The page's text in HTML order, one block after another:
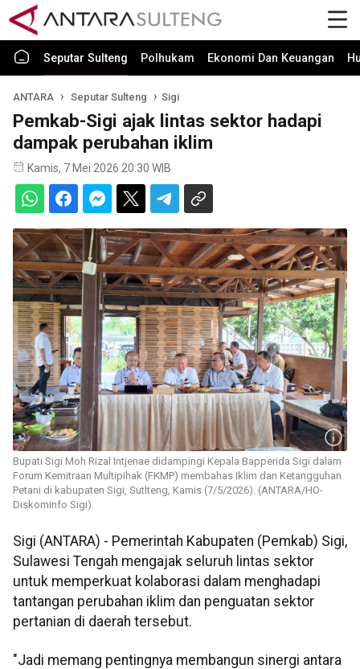
Seputar Sulteng Polhukam Ekonomi Dan Keuangan
ANTARA Seputar Sulteng Sigi
Pemkab-Sigi ajak lintas sektor hadapi
dampak perubahan iklim
Kamis, 7 Mei 2026 20:30 WIB
Bupati Sigi Moh Rizal Intjenae didampingi Kepala Bapperida Sigi dalam
Forum Kemitraan Multipihak (FKMP) membahas Iklim dan Ketangguhan
Petani di kabupaten Sigi, Sutlteng, Kamis (7/5/2026). (ANTARA/HO-
Diskominfo Sigi)
Sigi (ANTARA) - Pemerintah Kabupaten (Pemkab) Sigi,
Sulawesi Tengah mengajak seluruh lintas sektor
untuk memperkuat kolaborasi dalam menghadapi
tantangan perubahan iklim dan penguatan sektor
pertanian di daerah tersebut.
"Jadi memang pentingnya membangun sinergi antara